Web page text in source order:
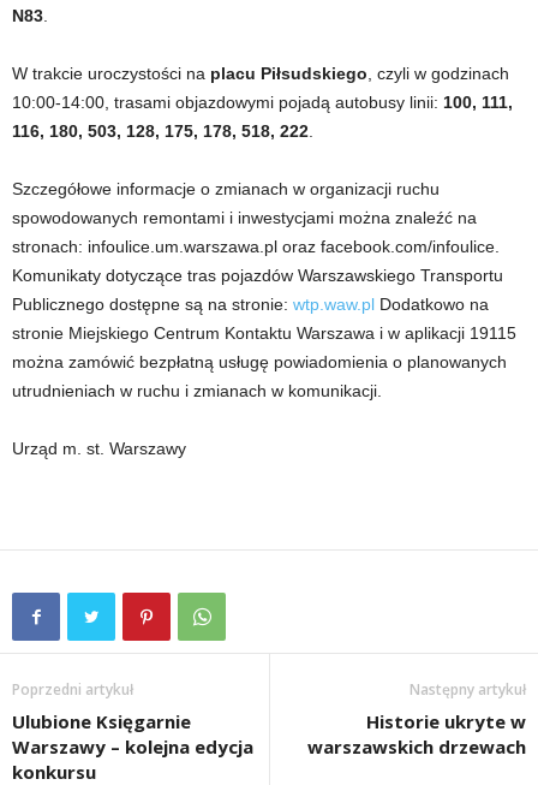
N83
W trakcie uroczystości na placu Piłsudskiego , czyli w godzinach
10:00-14:00, trasami objazdowymi pojadą autobusy linii: 100, 111,
116, 180, 503, 128, 175, 178, 518, 222
Szczegółowe informacje o zmianach w organizacji ruchu
spowodowanych remontami i inwestycjami można znaleźć na
stronach: infoulice.um.warszawa.pl oraz facebook.com/infoulice.
Komunikaty dotyczące tras pojazdów Warszawskiego Transportu
Publicznego dostępne są na stronie: wtp.waw.pl Dodatkowo na
stronie Miejskiego Centrum Kontaktu Warszawa i w aplikacji 19115
można zamówić bezpłatną usługę powiadomienia o planowanych
utrudnieniach w ruchu i zmianach w komunikacji.
Urząd m. st. Warszawy
Poprzedni artykuł
Ulubione Księgarnie
Warszawy – kolejna edycja
konkursu
Następny artykuł
Historie ukryte w
warszawskich drzewach